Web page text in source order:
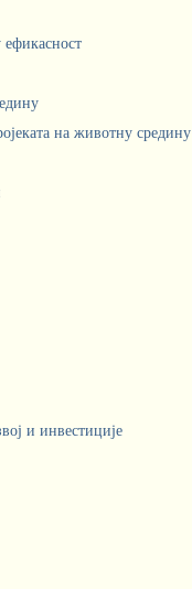
ефикасност
на животну средину
и инвестиције